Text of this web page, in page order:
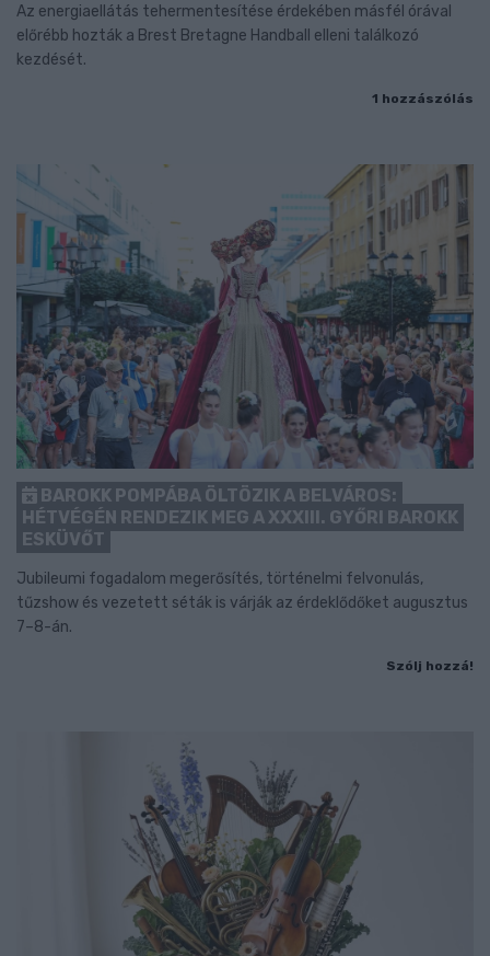
Az energiaellátás tehermentesítése érdekében másfél órával
előrébb hozták a Brest Bretagne Handball elleni találkozó
kezdését.
1 hozzászólás
BAROKK POMPÁBA ÖLTÖZIK A BELVÁROS:
HÉTVÉGÉN RENDEZIK MEG A XXXIII. GYŐRI BAROKK
ESKÜVŐT
Jubileumi fogadalom megerősítés, történelmi felvonulás,
tűzshow és vezetett séták is várják az érdeklődőket augusztus
7–8-án.
Szólj hozzá!